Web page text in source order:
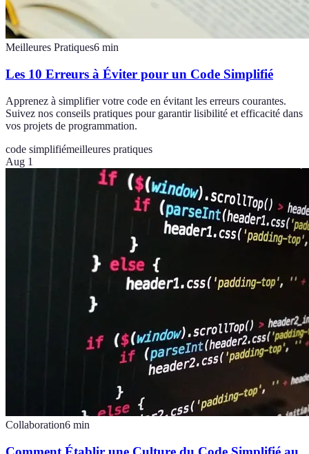
Meilleures Pratiques6 min
Les 10 Erreurs à Éviter pour un Code Simplifié
Apprenez à simplifier votre code en évitant les erreurs courantes.
Suivez nos conseils pratiques pour garantir lisibilité et efficacité dans
vos projets de programmation.
code simplifiémeilleures pratiques
Aug 1
Collaboration6 min